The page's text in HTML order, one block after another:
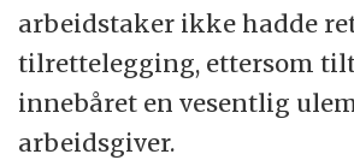
arbeidstaker ikke hadde
tilrettelegging, ettersom
innebåret en vesentlig
arbeidsgiver.